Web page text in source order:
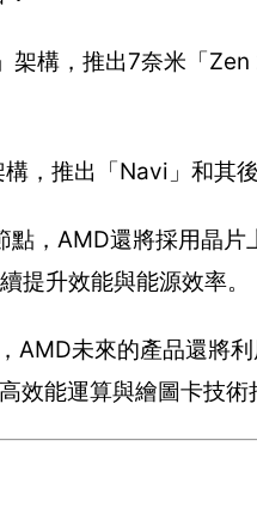
架構，推出7奈米「
，推出「Navi」和其
點，AMD還將採用晶
提升效能與能源效率。
AMD未來的產品還將
效能運算與繪圖卡技術